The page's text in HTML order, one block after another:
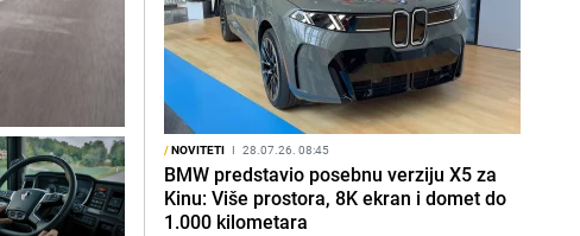
/NOVITETI I 28.07.26. 08:45
BMW predstavio posebnu verziju X5 za
Kinu: Više prostora, 8K ekran i domet do
1.000 kilometara